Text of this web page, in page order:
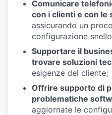
Comunicare
con i clienti e con le
assicurando un
configurazione
Supportare il
trovare soluzioni
esigenze del cliente;
Offrire supporto di
problematiche
aggiornate le